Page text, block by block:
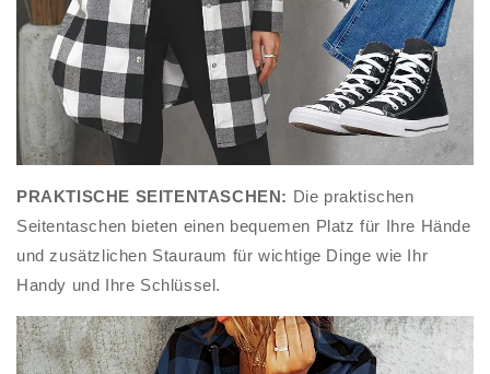
PRAKTISCHE SEITENTASCHEN: Die praktischen
Seitentaschen bieten einen bequemen Platz für Ihre Hände
und zusätzlichen Stauraum für wichtige Dinge wie Ihr
Handy und Ihre Schlüssel.